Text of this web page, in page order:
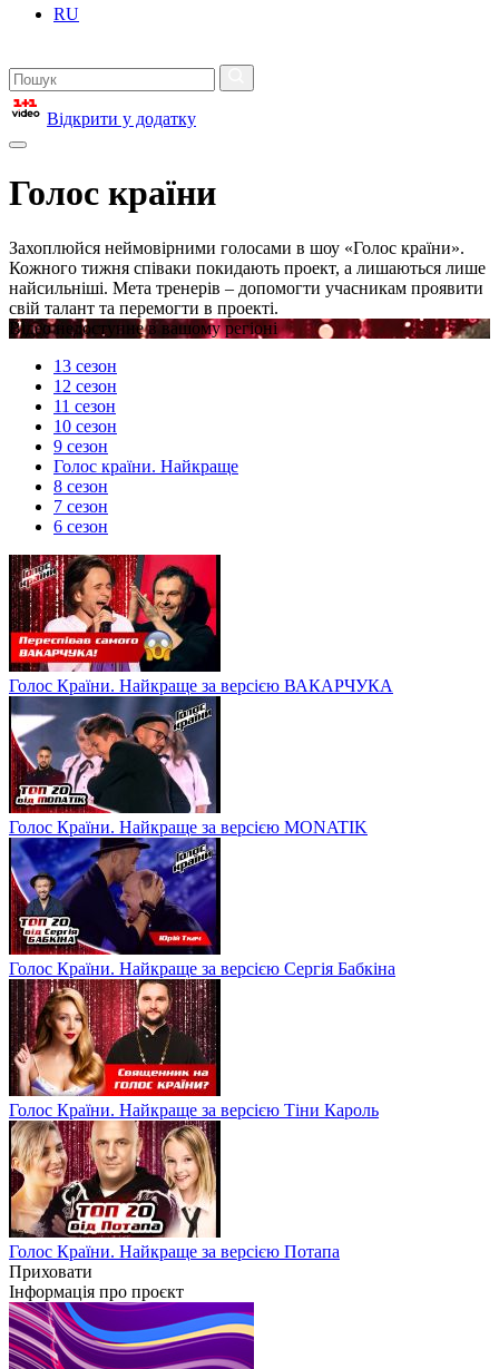
RU
Відкрити у додатку
Голос країни
Захоплюйся неймовірними голосами в шоу «Голос країни».
Кожного тижня співаки покидають проект, а лишаються лише
найсильніші. Мета тренерів – допомогти учасникам проявити
свій талант та перемогти в проекті.
Відео недоступне в вашому регіоні
13 сезон
12 сезон
11 сезон
10 сезон
9 сезон
Голос країни. Найкраще
8 сезон
7 сезон
6 сезон
Голос Країни. Найкраще за версією ВАКАРЧУКА
Голос Країни. Найкраще за версією MONATIK
Голос Країни. Найкраще за версією Сергія Бабкіна
Голос Країни. Найкраще за версією Тіни Кароль
Голос Країни. Найкраще за версією Потапа
Приховати
Інформація про проєкт